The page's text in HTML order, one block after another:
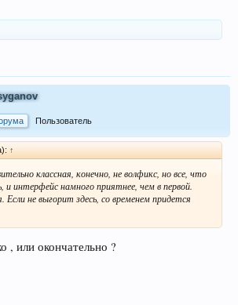
Пользователь
↑
классная, конечно, не волфикс, но все, что
интерфейс намного приятнее, чем в первой.
Если не выгорит здесь, со временем придется
, или окончательно ?